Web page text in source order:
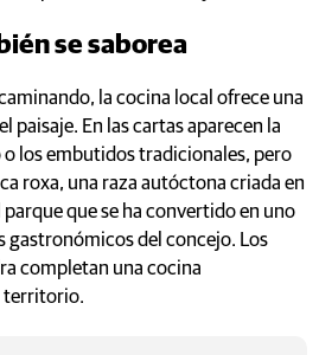
se saborea
la cocina local ofrece una
paisaje. En las cartas aparecen la
los embutidos tradicionales, pero
roxa, una raza autóctona criada en
que se ha convertido en uno
gastronómicos del concejo. Los
completan una cocina
territorio.